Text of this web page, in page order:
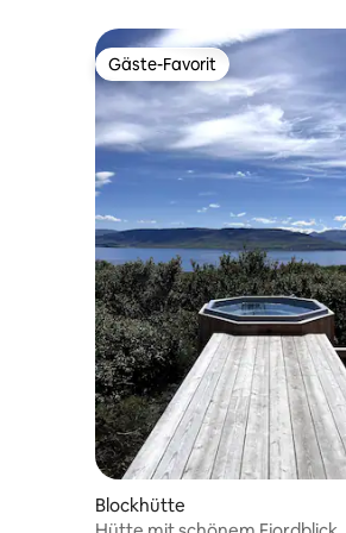
Gäste-Favorit
Gäste-Favorit
Blockhütte